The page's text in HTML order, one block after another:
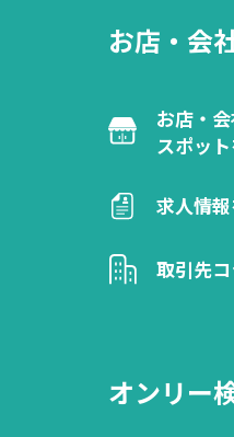
お店・会
お店・
スポッ
求人情
取引先
オンリー